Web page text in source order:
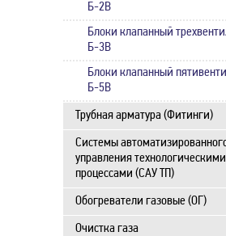
Б-2В
Блоки клапанный
Б-3В
Блоки клапанный
Б-5В
Трубная арматура (Фитинги)
Системы
управления технологическими
процессами (САУ ТП)
Обогреватели газовые (ОГ)
Очистка газа